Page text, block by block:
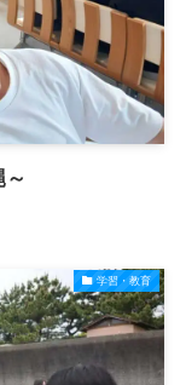
～
学習・教育